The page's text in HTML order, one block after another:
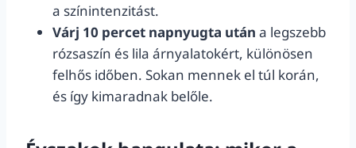
a színintenzitást.
Várj 10 percet napnyugta után a legszebb
rózsaszín és lila árnyalatokért, különösen
felhős időben. Sokan mennek el túl korán,
és így kimaradnak belőle.